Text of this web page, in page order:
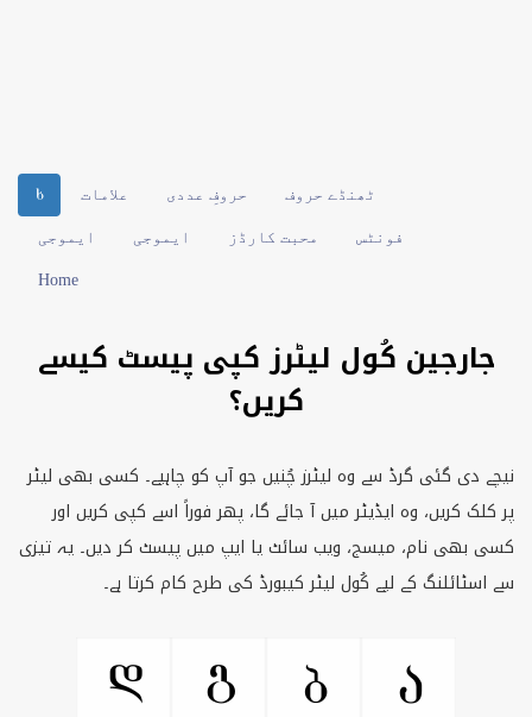
Ⴞ علامات حروفِ عددی ٹھنڈے حروف
ایموجی ایموجی محبت کارڈز فونٹس
Home
جارجین کُول لیٹرز کپی پیسٹ کیسے
کریں؟
نیچے دی گئی گرڈ سے وہ لیٹرز چُنیں جو آپ کو چاہیے۔ کسی بھی لیٹر
پر کلک کریں، وہ ایڈیٹر میں آ جائے گا، پھر فوراً اسے کپی کریں اور
کسی بھی نام، میسج، ویب سائٹ یا ایپ میں پیسٹ کر دیں۔ یہ تیزی
سے اسٹائلنگ کے لیے کُول لیٹر کیبورڈ کی طرح کام کرتا ہے۔
Ⴀ
Ⴁ
Ⴂ
Ⴃ